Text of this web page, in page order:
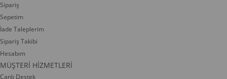
Sipariş
Sepetim
İade Taleplerim
Sipariş Takibi
Hesabım
MÜŞTERİ HİZMETLERİ
Canlı Destek